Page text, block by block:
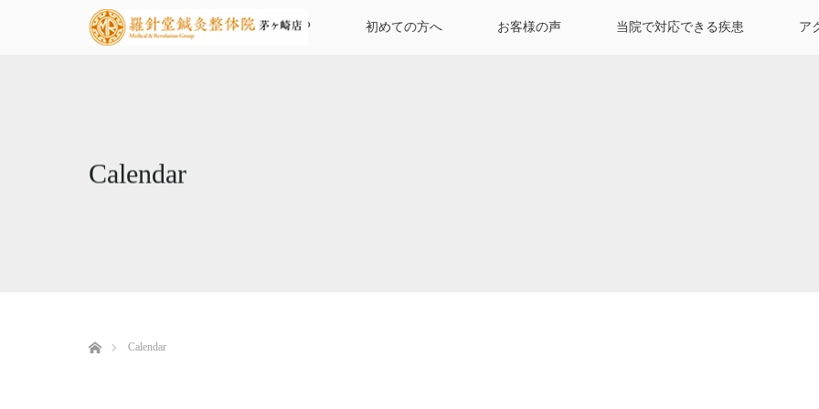
TOP 初めての方へ お客様の声 当院で対応できる疾患 ア
Calendar
Calendar